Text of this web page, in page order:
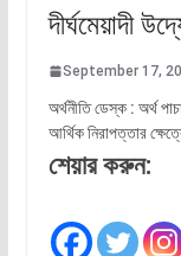
দীর্ঘমেয়াদী
September 17,
অর্থনীতি ডেস্ক : অর্থ
আর্থিক নিরাপত্তার
শেয়ার করুন: